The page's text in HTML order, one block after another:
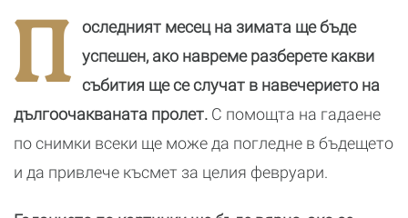
П
оследният месец на зимата ще бъде
успешен, ако навреме разберете какви
събития ще се случат в навечерието на
дългоочакваната пролет. С помощта на гадаене
по снимки всеки ще може да погледне в бъдещето
и да привлече късмет за целия февруари.